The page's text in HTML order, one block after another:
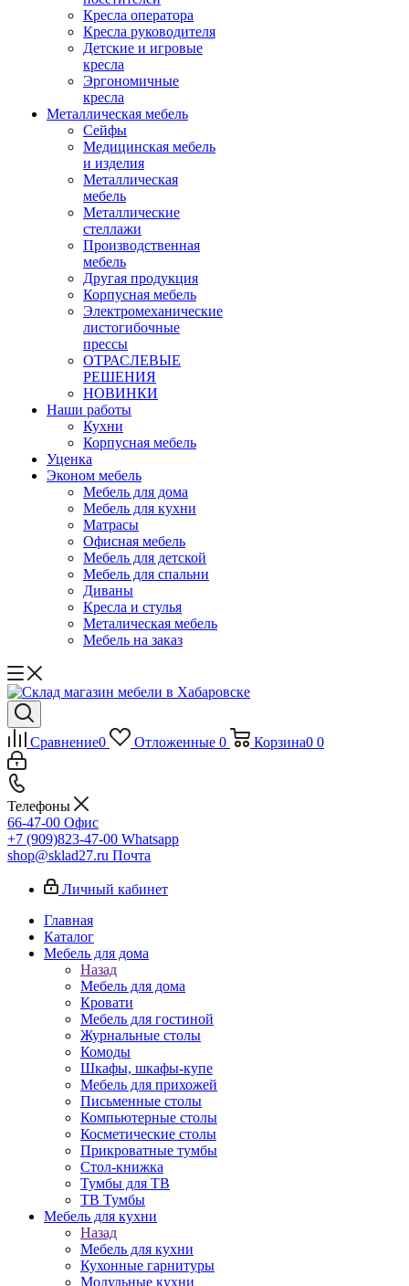
Кресла оператора
Кресла руководителя
Детские и игровые
кресла
Эргономичные
кресла
Металлическая мебель
Сейфы
Медицинская мебель
и изделия
Металлическая
мебель
Металлические
стеллажи
Производственная
мебель
Другая продукция
Корпусная мебель
Электромеханические
листогибочные
прессы
ОТРАСЛЕВЫЕ
РЕШЕНИЯ
НОВИНКИ
Наши работы
Кухни
Корпусная мебель
Уценка
Эконом мебель
Мебель для дома
Мебель для кухни
Матрасы
Офисная мебель
Мебель для детской
Мебель для спальни
Диваны
Кресла и стулья
Металическая мебель
Мебель на заказ
Сравнение0 Отложенные 0 Корзина0 0
Телефоны
66-47-00 Офис
+7 (909)823-47-00 Whatsapp
shop@sklad27.ru Почта
Личный кабинет
Главная
Каталог
Мебель для дома
Назад
Мебель для дома
Кровати
Мебель для гостиной
Журнальные столы
Комоды
Шкафы, шкафы-купе
Мебель для прихожей
Письменные столы
Компьютерные столы
Косметические столы
Прикроватные тумбы
Стол-книжка
Тумбы для ТВ
ТВ Тумбы
Мебель для кухни
Назад
Мебель для кухни
Кухонные гарнитуры
Модульные кухни